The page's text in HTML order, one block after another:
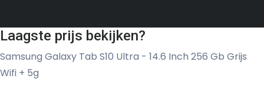
Laagste prijs bekijken?
Samsung Galaxy Tab S10 Ultra - 14.6 Inch 256 Gb Grijs
Wifi + 5g